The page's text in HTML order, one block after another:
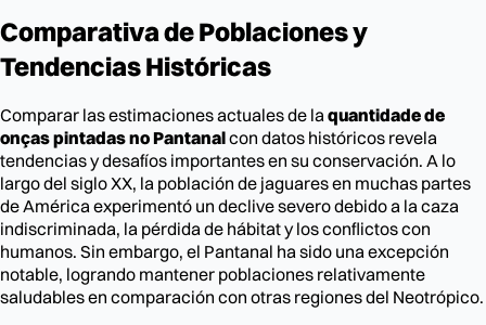
Comparativa de Poblaciones y
Tendencias Históricas
Comparar las estimaciones actuales de laquantidade de
onças pintadas no Pantanalcon datos históricos revela
tendencias y desafíos importantes en su conservación. A lo
largo del siglo XX, la población de jaguares en muchas partes
de América experimentó un declive severo debido a la caza
indiscriminada, la pérdida de hábitat y los conflictos con
humanos. Sin embargo, el Pantanal ha sido una excepción
notable, logrando mantener poblaciones relativamente
saludables en comparación con otras regiones del Neotrópico.